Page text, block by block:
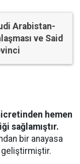
Arabistan-
ve Said
hemen
sağlamıştır.
bir anayasa
geliştirmiştir.